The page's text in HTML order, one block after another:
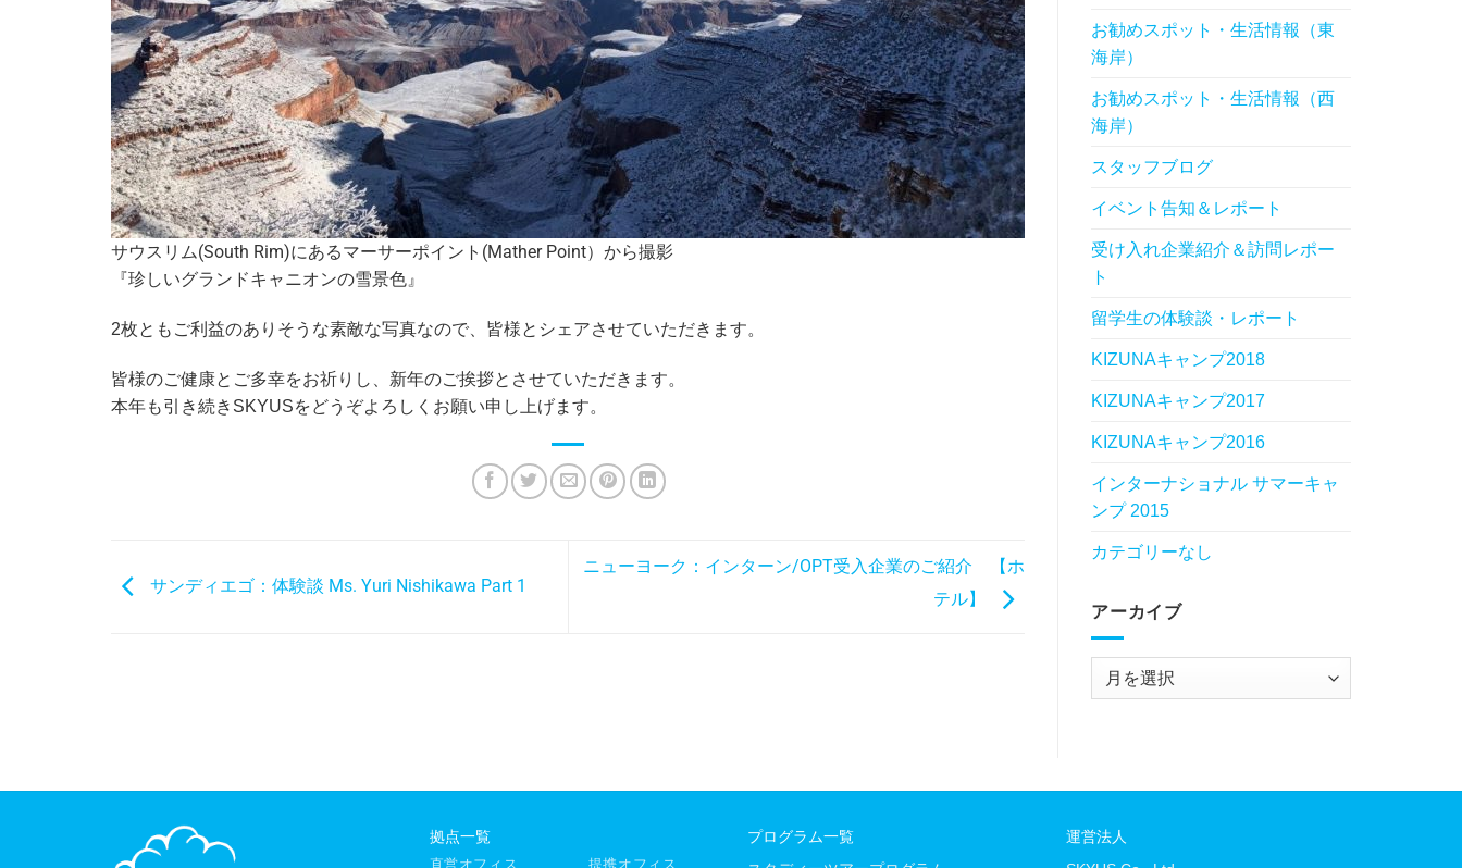
サウスリム(South Rim)にあるマーサーポイント(Mather Point）から撮影
『珍しいグランドキャニオンの雪景色』
2枚ともご利益のありそうな素敵な写真なので、皆様とシェアさせていただきます。
皆様のご健康とご多幸をお祈りし、新年のご挨拶とさせていただきます。
本年も引き続きSKYUSをどうぞよろしくお願い申し上げます。
サンディエゴ：体験談 Ms. Yuri Nishikawa Part 1
ニューヨーク：インターン/OPT受入企業のご紹介 【ホ
テル】
お勧めスポット・生活情報（東
海岸）
お勧めスポット・生活情報（西
海岸）
スタッフブログ
イベント告知＆レポート
受け入れ企業紹介＆訪問レポー
ト
留学生の体験談・レポート
KIZUNAキャンプ2018
KIZUNAキャンプ2017
KIZUNAキャンプ2016
インターナショナル サマーキャ
ンプ 2015
カテゴリーなし
アーカイブ
拠点一覧
直営オフィス 提携オフィス
プログラム一覧
運営法人